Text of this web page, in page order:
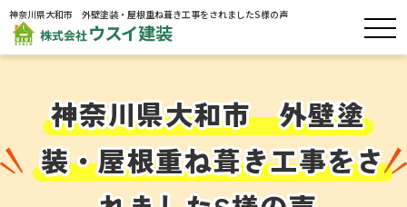
神奈川県大和市 外壁塗装・屋根重ね葺き工事をされましたS様の声
神奈川県大和市 外壁塗
装・屋根重ね葺き工事をさ